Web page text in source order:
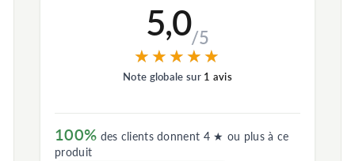
5,0/5
★★★★★
★★★★★
Note globale sur 1 avis
100% des clients donnent 4 ★ ou plus à ce
produit